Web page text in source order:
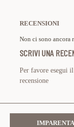
RECENSIONI
Non ci sono ancora
SCRIVI UNA
Per favore esegui il
recensione